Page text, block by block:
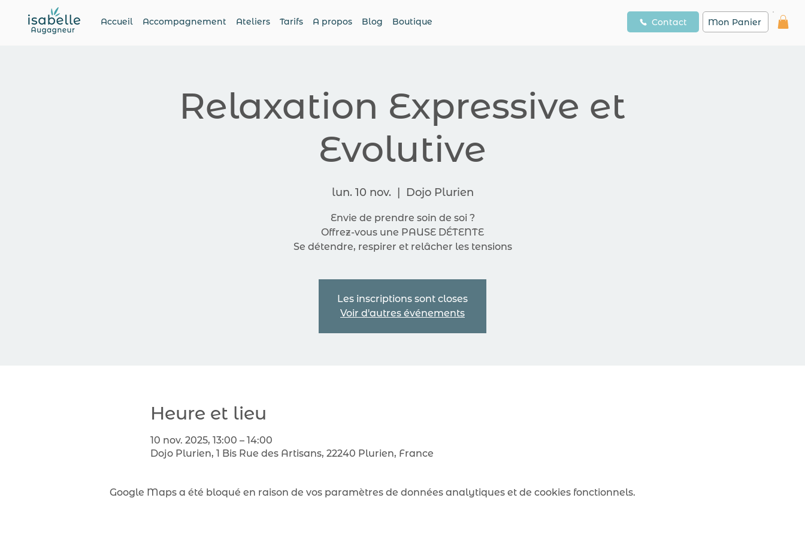
Accueil Accompagnement Ateliers Tarifs A propos Blog Boutique Contact Mon Panier
Relaxation Expressive et
Evolutive
lun. 10 nov.
  |
Dojo Plurien
Envie de prendre soin de soi ?
Offrez-vous une PAUSE DÉTENTE
Se détendre, respirer et relâcher les tensions
Les inscriptions sont closes
Voir d'autres événements
Heure et lieu
10 nov. 2025, 13:00 – 14:00
Dojo Plurien, 1 Bis Rue des Artisans, 22240 Plurien, France
Google Maps a été bloqué en raison de vos paramètres de données analytiques et de cookies fonctionnels.